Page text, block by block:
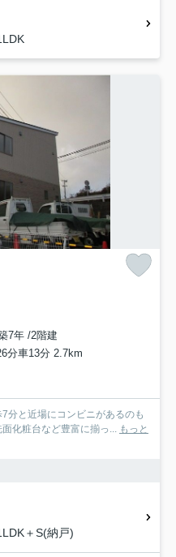
7年 /2階建
分車13分 2.7km
分と近場にコンビニがあるのも
化粧台など豊富に揃っ... もっと
＋S(納戸)